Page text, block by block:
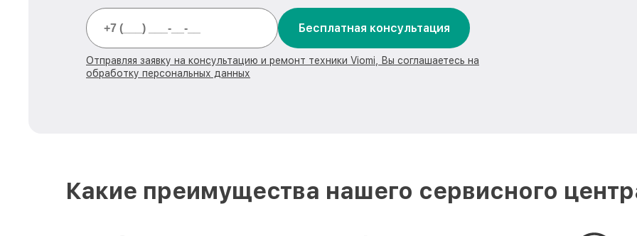
Бесплатная консультация
Отправляя заявку на консультацию и ремонт техники Viomi, Вы соглашаетесь на
обработку персональных данных
Какие преимущества нашего сервисного